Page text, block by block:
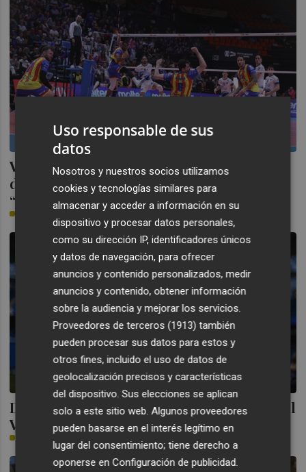
València acogerá de nuevo en 2027 la Copa
del Rey de Voleibol con la voluntad de
“repetir el éxito del torneo de este año”
Danjuma completa el entrenamiento con el
Valencia y Beltrán sigue al margen
Uso responsable de sus
datos
Nosotros y nuestros socios utilizamos
cookies y tecnologías similares para
almacenar y acceder a información en su
dispositivo y procesar datos personales,
como su dirección IP, identificadores únicos
y datos de navegación, para ofrecer
anuncios y contenido personalizados, medir
anuncios y contenido, obtener información
sobre la audiencia y mejorar los servicios.
Proveedores de terceros (1913) también
pueden procesar sus datos para estos y
otros fines, incluido el uso de datos de
geolocalización precisos y características
del dispositivo. Sus elecciones se aplican
solo a este sitio web. Algunos proveedores
pueden basarse en el interés legítimo en
lugar del consentimiento; tiene derecho a
oponerse enConfiguración de publicidad